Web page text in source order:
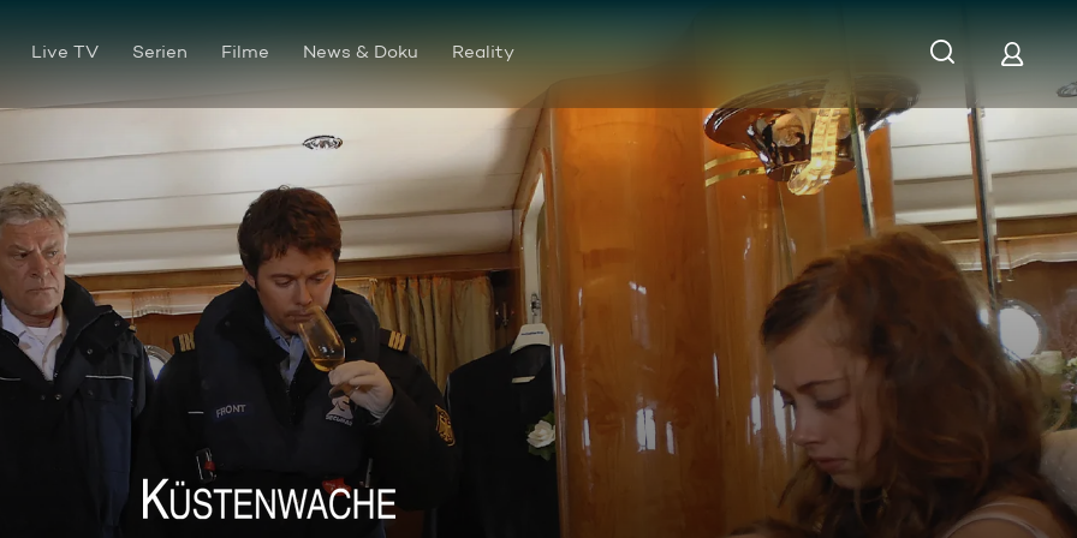
Live TV Serien Filme News & Doku Reality